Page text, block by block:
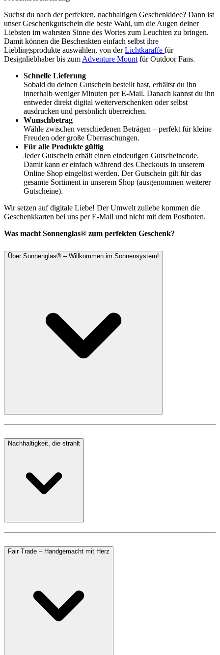
Suchst du nach der perfekten, nachhaltigen Geschenkidee? Dann ist
unser Geschenkgutschein die beste Wahl, um die Augen deiner
Liebsten im wahrsten Sinne des Wortes zum Leuchten zu bringen.
Damit können die Beschenkten einfach selbst ihre
Lieblingsprodukte auswählen, von derLichtkaraffe für
Designliebhaber bis zum Adventure Mount für Outdoor Fans.
Schnelle Lieferung
Sobald du deinen Gutschein bestellt hast, erhältst du ihn
innerhalb weniger Minuten per E-Mail. Danach kannst du ihn
entweder direkt digital weiterverschenken oder selbst
ausdrucken und persönlich überreichen.
Wunschbetrag
Wähle zwischen verschiedenen Beträgen – perfekt für kleine
Freuden oder große Überraschungen.
Für alle Produkte gültig
Jeder Gutschein erhält einen eindeutigen Gutscheincode.
Damit kann er einfach während des Checkouts in unserem
Online Shop eingelöst werden. Der Gutschein gilt für das
gesamte Sortiment in unserem Shop (ausgenommen weiterer
Gutscheine).
Wir setzen auf digitale Liebe! Der Umwelt zuliebe kommen die
Geschenkkarten bei uns per E-Mail und nicht mit dem Postboten.
Was macht Sonnenglas® zum perfekten Geschenk?
Über Sonnenglas® – Willkommen im Sonnensystem!
Nachhaltigkeit, die strahlt
Fair Trade – Handgemacht mit Herz